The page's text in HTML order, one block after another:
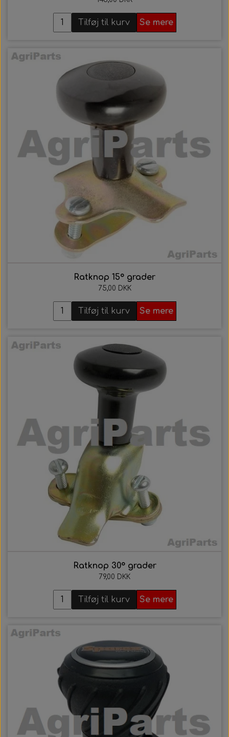
Tilføj til kurv Se mere
Ratknop 15° grader
75,00 DKK
Tilføj til kurv Se mere
Ratknop 30° grader
79,00 DKK
Tilføj til kurv Se mere